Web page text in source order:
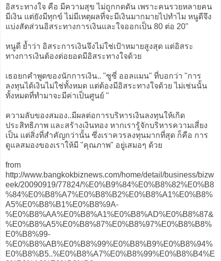
อิสระทางใจ คือ มีความสุข ไม่ถูกกดดัน เพราะคนรวยหลายคน
มีเงิน แต่ยังมีทุกข์ ไม่มีเหตุผลที่จะมีเงินมากมายไปทำไม หนูดีจึง
แบ่งสัดส่วนอิสระทางการเงินและใจออกเป็น 80 ต่อ 20"
หนูดี ย้ำว่า อิสระการเงินจึงไม่ใช่เป้าหมายสูงสุด แต่อิสระ
ทางการเงินต้องต่อยอดมีอิสระทางใจด้วย
เธอยกคำพูดของนักการเงิน.. "ซูซี่ ออลแมน" ที่บอกว่า "การ
ลงทุนได้เงินไม่ใช่ทั้งหมด แต่ต้องมีอิสระทางใจด้วย ไม่เช่นนั้น
ทั้งหมดที่ทำมาจะมีค่าเป็นศูนย์ "
ความลับของสมอง..มีผลต่อการบริหารเงินลงทุนให้เกิด
ประสิทธิภาพ และสร้างเงินทอง หากเรารู้จักบริหารความเสี่ยง
เป็น แต่สิ่งที่สำคัญกว่านั้น ซึ่งเราควรลงทุนมากที่สุด ก็คือ การ
ดูแลสมองของเราให้มี "คุณภาพ" อยู่เสมอๆ ด้วย
from
http://www.bangkokbiznews.com/home/detail/business/bizw
eek/20090919/77824/%E0%B9%84%E0%B8%82%E0%B8
%84%E0%B8%A7%E0%B8%B2%E0%B8%A1%E0%B8%
A5%E0%B8%B1%E0%B8%9A-
%E0%B8%AA%E0%B8%A1%E0%B8%AD%E0%B8%87&
%E0%B8%A5%E0%B8%87%E0%B8%97%E0%B8%B8%
E0%B8%99-
%E0%B8%AB%E0%B8%99%E0%B8%B9%E0%B8%94%
E0%B8%B5..%E0%B8%A7%E0%B8%99%E0%B8%B4%E